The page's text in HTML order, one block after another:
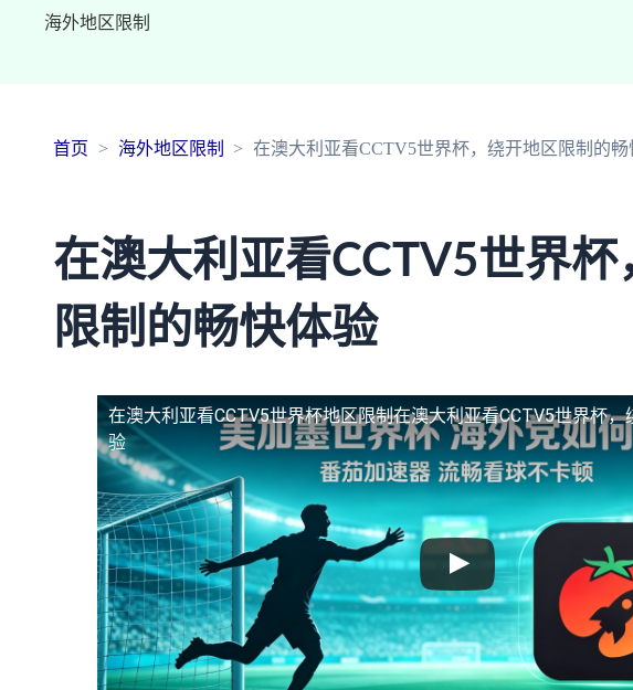
海外地区限制
首页 海外地区限制 在澳大利亚看CCTV5世界杯，绕开地区限制的畅
在澳大利亚看CCTV5世界
限制的畅快体验
在澳大利亚看CCTV5世界杯地区限制在澳大利亚看CCTV5世界杯
验